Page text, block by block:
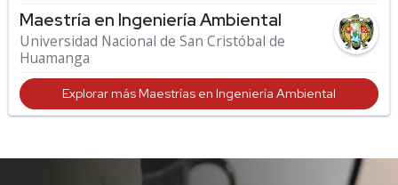
Maestría en Ingeniería Ambiental
Universidad Nacional de San Cristóbal de
Huamanga
Explorar más Maestrías en Ingeniería Ambiental